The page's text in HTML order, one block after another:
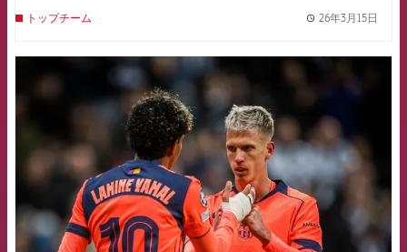
トップチーム 26年3月15日
FCB Barcelona badge